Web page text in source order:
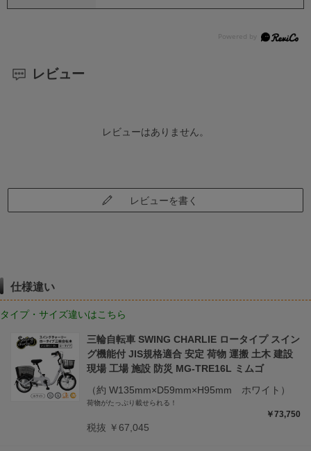
レビュー
レビューはありません。
レビューを書く
仕様違い
タイプ・サイズ違いはこちら
三輪自転車 SWING CHARLIE ロータイプ スイン
グ機能付 JIS規格適合 安定 荷物 運搬 土木 建設
現場 工場 施設 防災 MG-TRE16L ミムゴ
（約 W135mm×D59mm×H95mm ホワイト）
荷物がたっぷり載せられる！
￥73,750
税抜 ￥67,045